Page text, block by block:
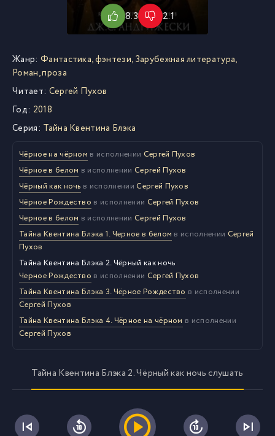
8.3 2.1
Жанр: Фантастика, фэнтези,Зарубежная литература,
Роман, проза
Читает: Сергей Пухов
Год: 2018
Серия: Тайна Квентина Блэка
Чёрное на чёрном в исполнении Сергей Пухов
Чёрное в белом в исполнении Сергей Пухов
Чёрный как ночь в исполненииСергей Пухов
Чёрное Рождество в исполнении Сергей Пухов
Черное в белом в исполнении Сергей Пухов
Тайна Квентина Блэка 1. Черное в белом в исполнении Сергей
Пухов
Тайна Квентина Блэка 2. Чёрный как ночь
Черное Рождество в исполнении Сергей Пухов
Тайна Квентина Блэка 3. Чёрное Рождество в исполнении
Сергей Пухов
Тайна Квентина Блэка 4. Чёрное на чёрном в исполнении
Сергей Пухов
Тайна Квентина Блэка 2. Чёрный как ночь слушать